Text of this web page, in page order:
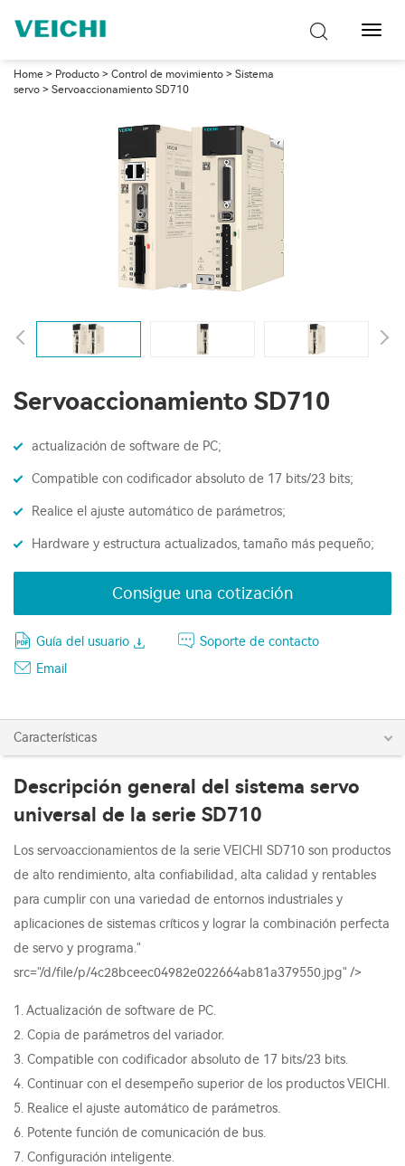
Home > Producto > Control de movimiento > Sistema
servo > Servoaccionamiento SD710
Servoaccionamiento SD710
actualización de software de PC;
Compatible con codificador absoluto de 17 bits/23 bits;
Realice el ajuste automático de parámetros;
Hardware y estructura actualizados, tamaño más pequeño;
Consigue una cotización
Guía del usuario
Soporte de contacto
Email
Características
Descripción general del sistema servo
universal de la serie SD710
Los servoaccionamientos de la serie VEICHI SD710 son productos
de alto rendimiento, alta confiabilidad, alta calidad y rentables
para cumplir con una variedad de entornos industriales y
aplicaciones de sistemas críticos y lograr la combinación perfecta
de servo y programa."
src="/d/file/p/4c28bceec04982e022664ab81a379550.jpg" />
1. Actualización de software de PC.
2. Copia de parámetros del variador.
3. Compatible con codificador absoluto de 17 bits/23 bits.
4. Continuar con el desempeño superior de los productos VEICHI.
5. Realice el ajuste automático de parámetros.
6. Potente función de comunicación de bus.
7. Configuración inteligente.